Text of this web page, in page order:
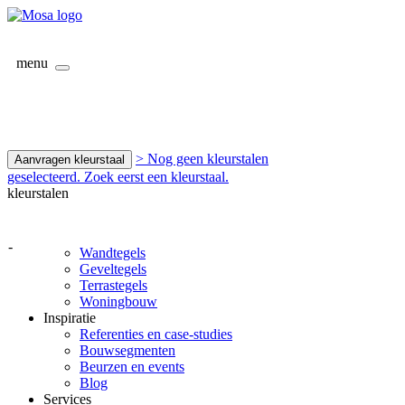
menu
Aanvragen kleurstaal
> Nog geen kleurstalen
geselecteerd. Zoek eerst een kleurstaal.
kleurstalen
-
Wandtegels
Geveltegels
Terrastegels
Woningbouw
Inspiratie
Referenties en case-studies
Bouwsegmenten
Beurzen en events
Blog
Services